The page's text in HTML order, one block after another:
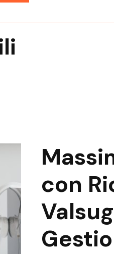
con